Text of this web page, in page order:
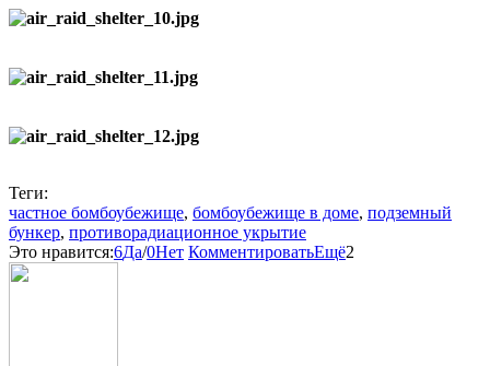
Теги:
частное бомбоубежище, бомбоубежище в доме, подземный
бункер, противорадиационное укрытие
Это нравится:6Да/0Нет КомментироватьЕщё2